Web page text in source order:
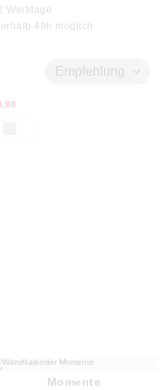
Werktage
48h möglich
Empfehlung
Momente